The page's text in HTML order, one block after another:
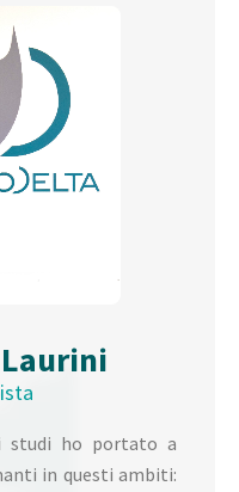
studi ho portato a
in questi ambiti: